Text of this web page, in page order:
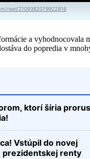
reel/2109382079922816
a
do popredia v
ktorí šíria
Vstúpil do novej
prezidentskej renty